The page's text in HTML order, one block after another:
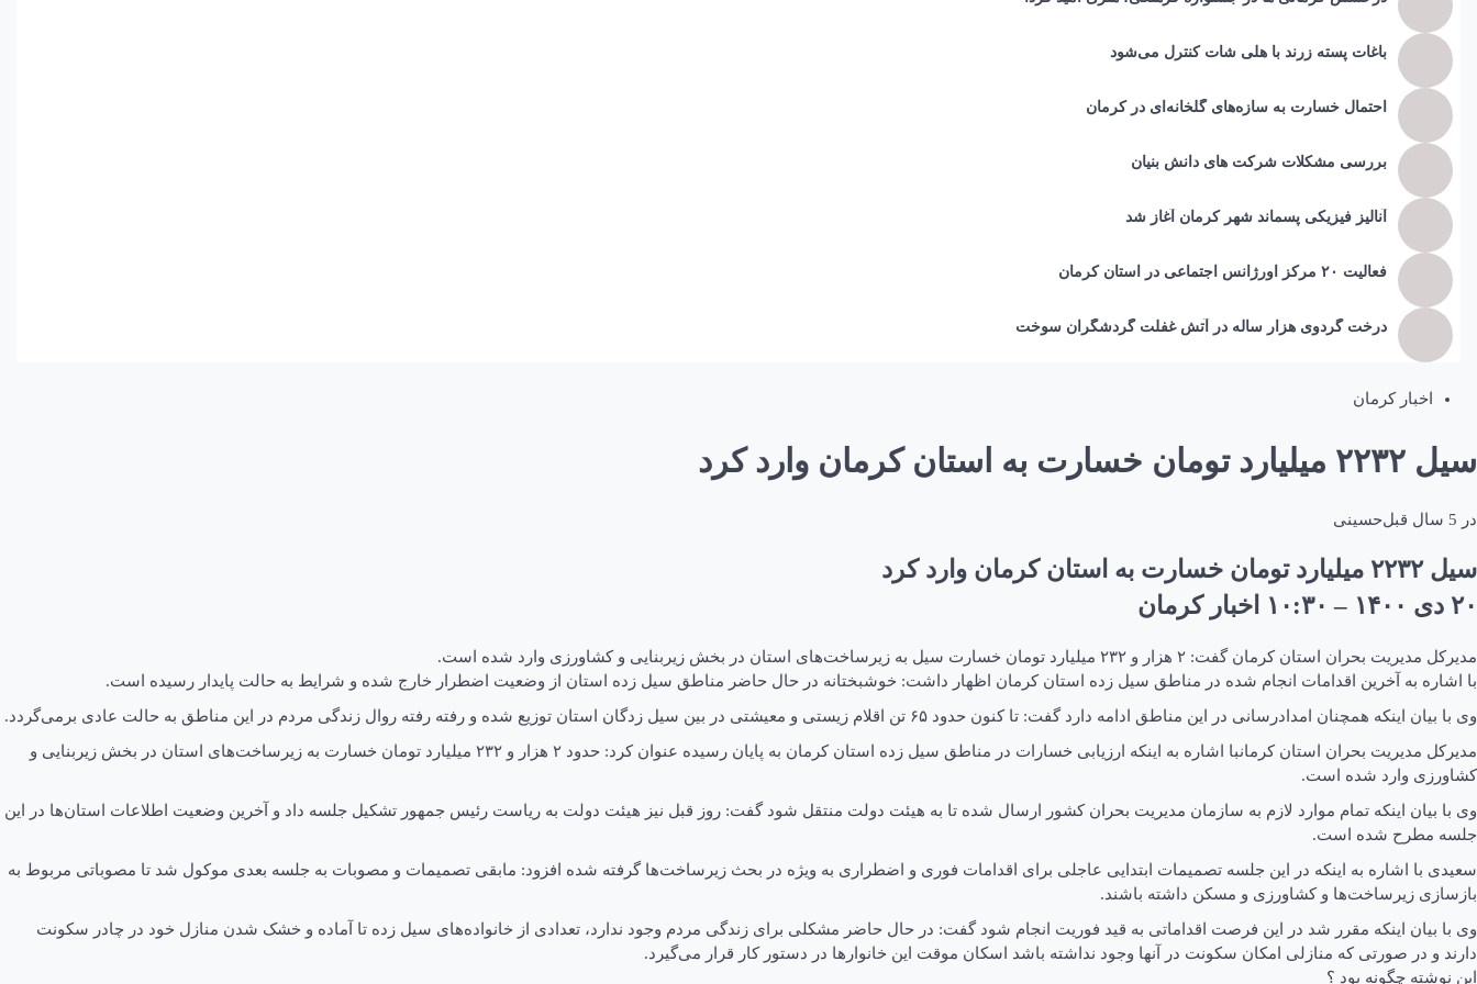
باغات پسته زرند با هلی شات کنترل می‌شود
احتمال خسارت به ساز‌ه‌های گلخانه‌ای در کرمان
بررسی مشکلات شرکت های دانش بنیان
آنالیز فیزیکی پسماند شهر کرمان آغاز شد
فعالیت ۲۰ مرکز اورژانس اجتماعی در استان کرمان
درخت گردوی هزار ساله در آتش غفلت گردشگران سوخت
اخبار کرمان
سیل ۲۲۳۲ میلیارد تومان خسارت به استان کرمان وارد کرد
در 5 سال قبل حسینی
سیل ۲۲۳۲ میلیارد تومان خسارت به استان کرمان وارد کرد
۲۰ دی ۱۴۰۰ – ۱۰:۳۰ اخبار کرمان
مدیرکل مدیریت بحران استان کرمان گفت: ۲ هزار و ۲۳۲ میلیارد تومان خسارت سیل به زیرساخت‌های استان در بخش زیربنایی و کشاورزی وارد شده است.
با اشاره به آخرین اقدامات انجام شده در مناطق سیل زده استان کرمان اظهار داشت: خوشبختانه در حال حاضر مناطق سیل زده استان از وضعیت اضطرار خارج شده و شرایط به حالت پایدار رسیده است.
وی با بیان اینکه همچنان امدادرسانی در این مناطق ادامه دارد گفت: تا کنون حدود ۶۵ تن اقلام زیستی و معیشتی در بین سیل زدگان استان توزیع شده و رفته رفته روال زندگی مردم در این مناطق به حالت عادی برمی‌گردد.
مدیرکل مدیریت بحران استان کرمانبا اشاره به اینکه ارزیابی خسارات در مناطق سیل زده استان کرمان به پایان رسیده عنوان کرد: حدود ۲ هزار و ۲۳۲ میلیارد تومان خسارت به زیرساخت‌های استان در بخش زیربنایی و
کشاورزی وارد شده است.
وی با بیان اینکه تمام موارد لازم به سازمان مدیریت بحران کشور ارسال شده تا به هیئت دولت منتقل شود گفت: روز قبل نیز هیئت دولت به ریاست رئیس جمهور تشکیل جلسه داد و آخرین وضعیت اطلاعات استان‌ها در این
جلسه مطرح شده است.
سعیدی با اشاره به اینکه در این جلسه تصمیمات ابتدایی عاجلی برای اقدامات فوری و اضطراری به ویژه در بحث زیرساخت‌ها گرفته شده افزود: مابقی تصمیمات و مصوبات به جلسه بعدی موکول شد تا مصوباتی مربوط به
بازسازی زیرساخت‌ها و کشاورزی و مسکن داشته باشند.
وی با بیان اینکه مقرر شد در این فرصت اقداماتی به قید فوریت انجام شود گفت: در حال حاضر مشکلی برای زندگی مردم وجود ندارد، تعدادی از خانواده‌های سیل زده تا آماده و خشک شدن منازل خود در چادر سکونت
دارند و در صورتی که منازلی امکان سکونت در آنها وجود نداشته باشد اسکان موقت این خانوارها در دستور کار قرار می‌گیرد.
این نوشته چگونه بود ؟